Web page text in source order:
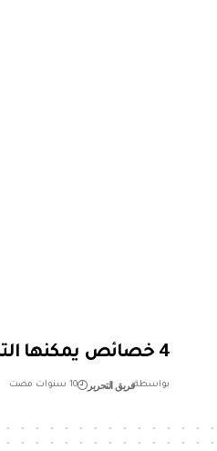
4 خصائص يمكنها التنبؤ فيما إذا كنت ستصبح رئيساً تنفيذياً
بواسطةفريق التحرير 10 سنوات مضت